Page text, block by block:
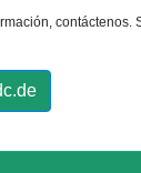
contáctenos.